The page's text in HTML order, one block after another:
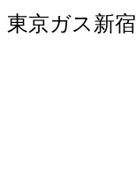
東京ガス新